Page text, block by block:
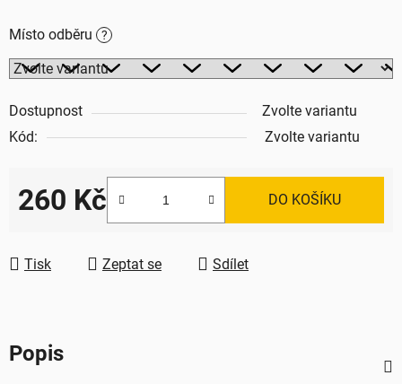
Místo odběru ?
Dostupnost
Zvolte variantu
Kód:
Zvolte variantu
260 Kč DO KOŠÍKU
Tisk Zeptat se Sdílet
Popis